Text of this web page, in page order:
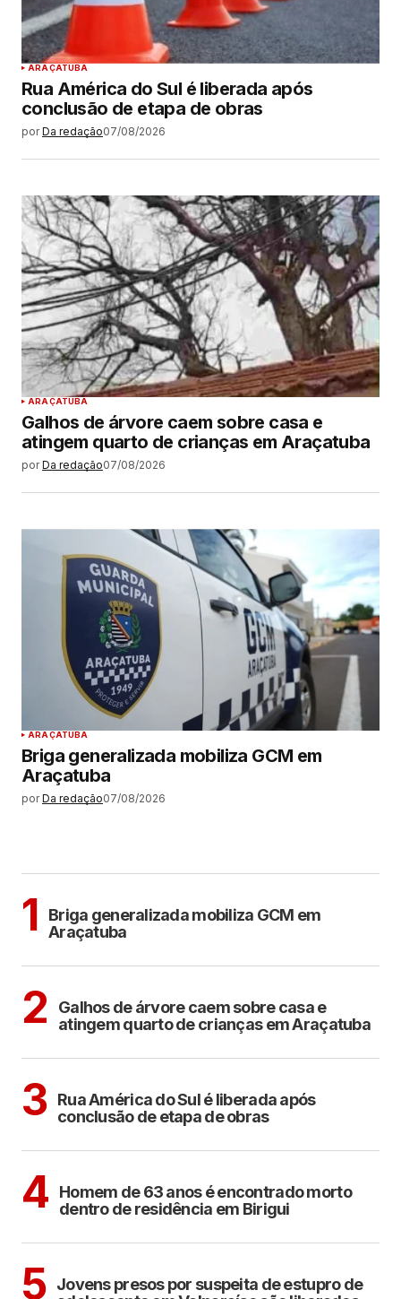
ARAÇATUBA
Rua América do Sul é liberada após
conclusão de etapa de obras
por Da redação07/08/2026
ARAÇATUBA
Galhos de árvore caem sobre casa e
atingem quarto de crianças em Araçatuba
por Da redação07/08/2026
ARAÇATUBA
Briga generalizada mobiliza GCM em
Araçatuba
por Da redação07/08/2026
1
Briga generalizada mobiliza GCM em
Araçatuba
2
Galhos de árvore caem sobre casa e
atingem quarto de crianças em Araçatuba
3 Rua América do Sul é liberada após
conclusão de etapa de obras
4
Homem de 63 anos é encontrado morto
dentro de residência em Birigui
5 Jovens presos por suspeita de estupro de